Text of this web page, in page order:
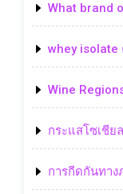
What brand
whey isolate
Wine
กระแสโซเชีย
การกีดกันทาง